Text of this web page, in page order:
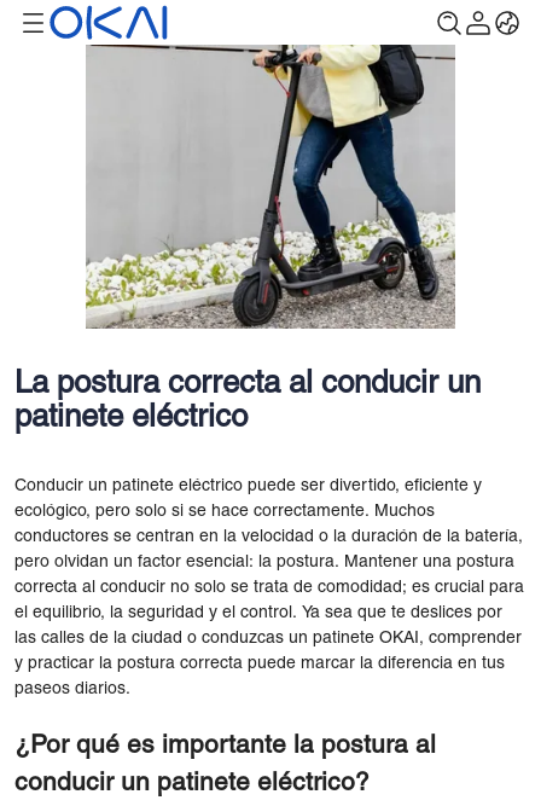
La postura correcta al conducir un
patinete eléctrico
Conducir un patinete eléctrico puede ser divertido, eficiente y
ecológico, pero solo si se hace correctamente. Muchos
conductores se centran en la velocidad o la duración de la batería,
pero olvidan un factor esencial: la postura. Mantener una postura
correcta al conducir no solo se trata de comodidad; es crucial para
el equilibrio, la seguridad y el control. Ya sea que te deslices por
las calles de la ciudad o conduzcas un patinete OKAI, comprender
y practicar la postura correcta puede marcar la diferencia en tus
paseos diarios.
¿Por qué es importante la postura al
conducir un patinete eléctrico?